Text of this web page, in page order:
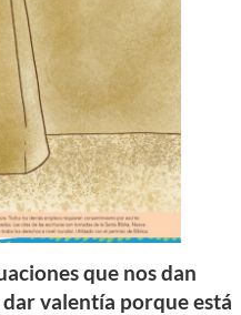
que nos dan
valentía porque está